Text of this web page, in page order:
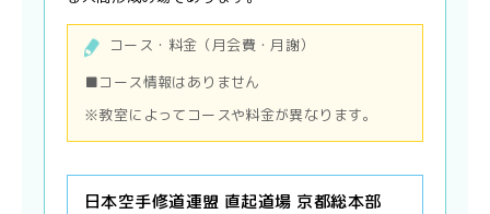
コース・料金（月会費・月謝）
■コース情報はありません
※教室によってコースや料金が異なります。
日本空手修道連盟 直起道場 京都総本部